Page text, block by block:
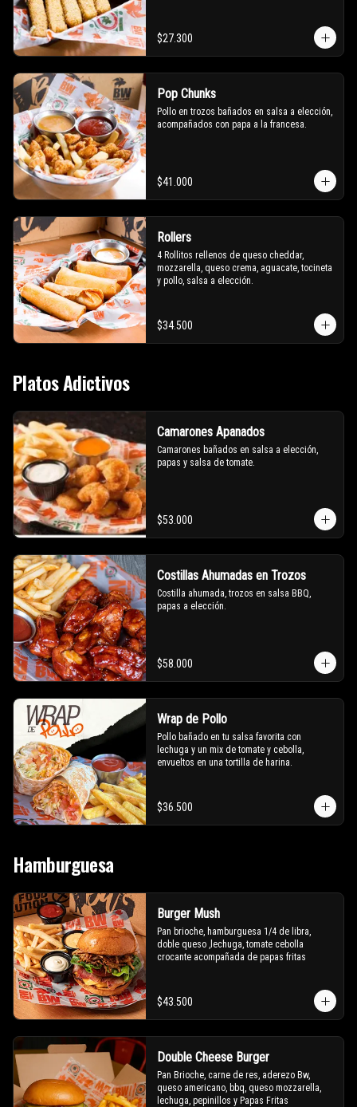
$27.300
Pop Chunks
Pollo en trozos bañados en salsa a elección,
acompañados con papa a la francesa.
$41.000
Rollers
4 Rollitos rellenos de queso cheddar,
mozzarella, queso crema, aguacate, tocineta
y pollo, salsa a elección.
$34.500
Platos Adictivos
Camarones Apanados
Camarones bañados en salsa a elección,
papas y salsa de tomate.
$53.000
Costillas Ahumadas en Trozos
Costilla ahumada, trozos en salsa BBQ,
papas a elección.
$58.000
Wrap de Pollo
Pollo bañado en tu salsa favorita con
lechuga y un mix de tomate y cebolla,
envueltos en una tortilla de harina.
$36.500
Hamburguesa
Burger Mush
Pan brioche, hamburguesa 1/4 de libra,
doble queso ,lechuga, tomate cebolla
crocante acompañada de papas fritas
$43.500
Double Cheese Burger
Pan Brioche, carne de res, aderezo Bw,
queso americano, bbq, queso mozzarella,
lechuga, pepinillos y Papas Fritas